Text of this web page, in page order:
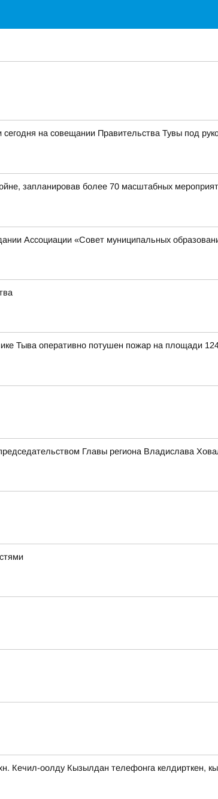
на совещании Правительства Тувы под
запланировав более 70 масштабных
Ассоциации «Совет муниципальных
Тыва оперативно потушен пожар на площади 124
Главы региона Владислава
Кечил-оолду Кызылдан телефонга келдирткен,